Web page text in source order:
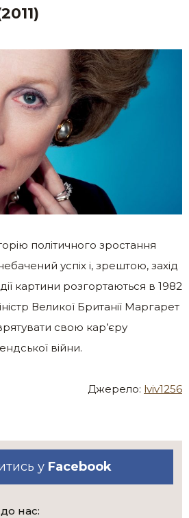
політичного зростання
успіх і, зрештою, захід
картини розгортаються в 1982
Великої Британії Маргарет
свою кар’єру
війни.
Джерело: lviv1256
у Facebook
нас: